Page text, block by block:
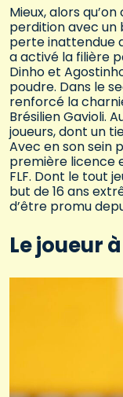
Mieux, alors
perdition avec un
perte inattendue
a activé la filière
Dinho et
poudre. Dans le
renforcé la
Brésilien Gavioli.
joueurs, dont un
Avec en son sein
première licence
FLF. Dont le tout
but de 16 ans
d’être promu
Le joueur